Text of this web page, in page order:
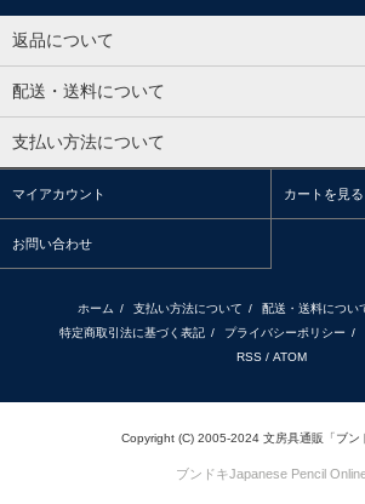
返品について
配送・送料について
支払い方法について
マイアカウント カートを見る
お問い合わせ
ホーム / 支払い方法について / 配送・送料につい
特定商取引法に基づく表記 / プライバシーポリシー /
RSS / ATOM
Copyright (C) 2005-2024 文房具通販「ブン
ブンドキJapanese Pencil